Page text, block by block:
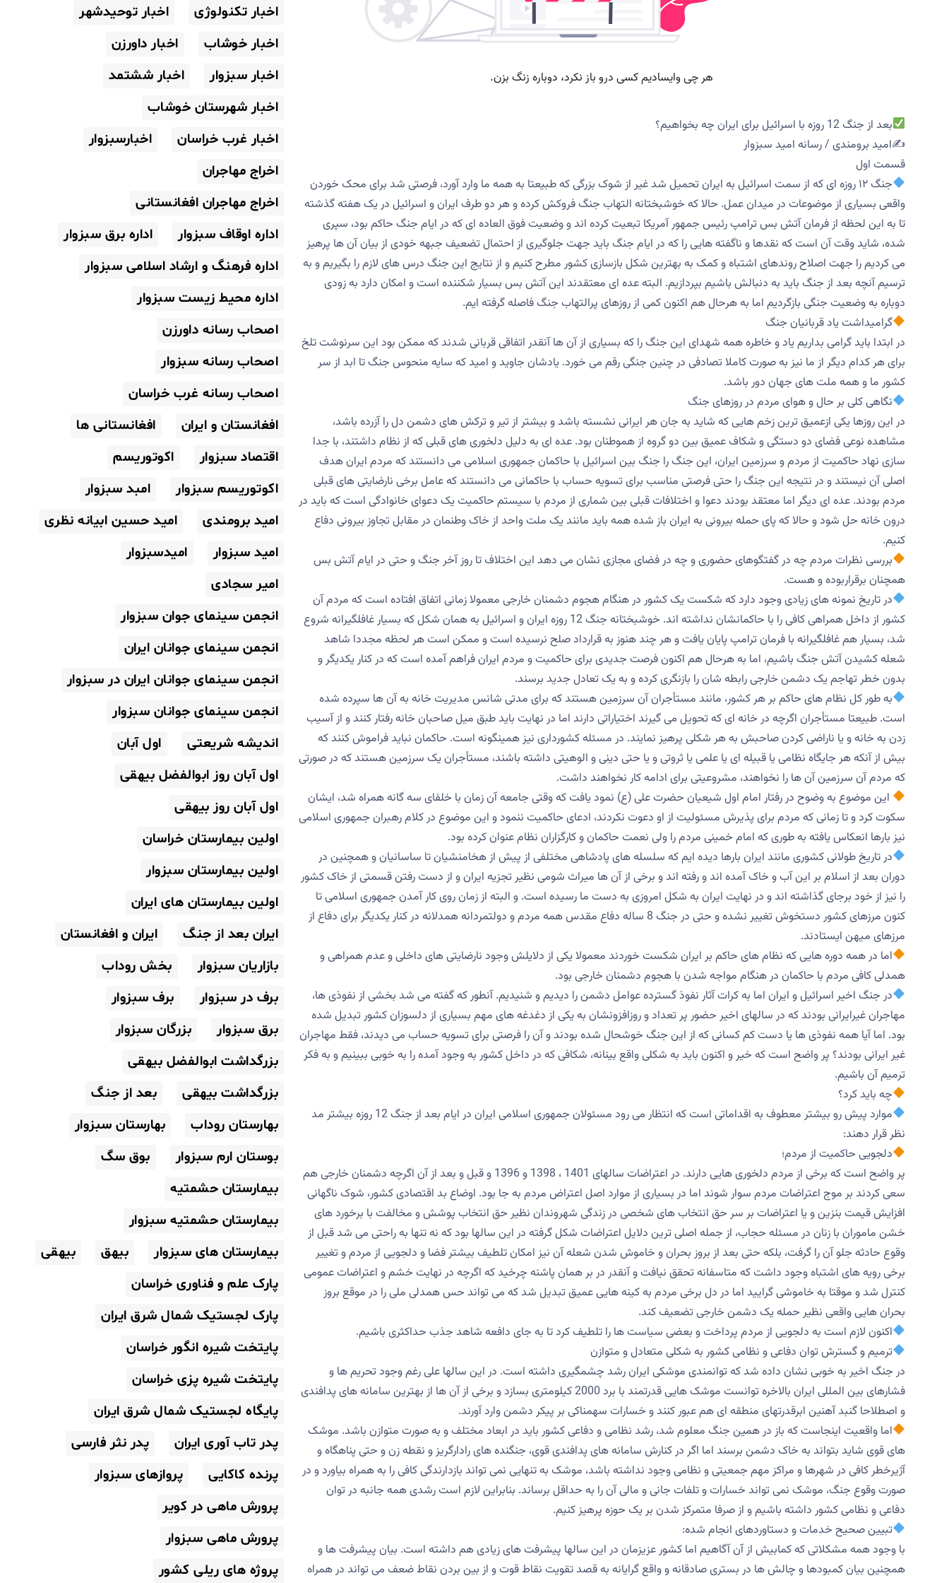
بعد از جنگ 12 روزه با اسرائیل برای ایران چه بخواهیم؟
✍️امید برومندی / رسانه امید سبزوار
قسمت اول
جنگ ۱۲ روزه ای که از سمت اسرائیل به ایران تحمیل شد غیر از شوک بزرگی که طبیعتا به همه ما وارد آورد، فرصتی شد برای محک خوردن
واقعی بسیاری از موضوعات در میدان عمل. حالا که خوشبختانه التهاب جنگ فروکش کرده و هر دو طرف ایران و اسرائیل در یک هفته گذشته
تا به این لحظه از فرمان آتش بس ترامپ رئیس جمهور آمریکا تبعیت کرده اند و وضعیت فوق العاده ای که در ایام جنگ حاکم بود، سپری
شده، شاید وقت آن است که نقدها و ناگفته هایی را که در ایام جنگ باید جهت جلوگیری از احتمال تضعیف جبهه خودی از بیان آن ها پرهیز
می کردیم را جهت اصلاح روندهای اشتباه و کمک به بهترین شکل بازسازی کشور مطرح کنیم و از نتایج این جنگ درس های لازم را بگیریم و به
ترسیم آنچه بعد از جنگ باید به دنبالش باشیم بپردازیم. البته عده ای معتقدند این آتش بس بسیار شکننده است و امکان دارد به زودی
دوباره به وضعیت جنگی بازگردیم اما به هرحال هم اکنون کمی از روزهای پرالتهاب جنگ فاصله گرفته ایم.
گرامیداشت یاد قربانیان جنگ
در ابتدا باید گرامی بداریم یاد و خاطره همه شهدای این جنگ را که بسیاری از آن ها آنقدر اتفاقی قربانی شدند که ممکن بود این سرنوشت تلخ
برای هر کدام دیگر از ما نیز به صورت کاملا تصادفی در چنین جنگی رقم می خورد. یادشان جاوید و امید که سایه منحوس جنگ تا ابد از سر
کشور ما و همه ملت های جهان دور باشد.
نگاهی کلی بر حال و هوای مردم در روزهای جنگ
در این روزها یکی ازعمیق ترین زخم هایی که شاید به جان هر ایرانی نشسته باشد و بیشتر از تیر و ترکش های دشمن دل را آزرده باشد،
مشاهده نوعی فضای دو دستگی و شکاف عمیق بین دو گروه از هموطنان بود. عده ای به دلیل دلخوری های قبلی که از نظام داشتند، با جدا
سازی نهاد حاکمیت از مردم و سرزمین ایران، این جنگ را جنگ بین اسرائیل با حاکمان جمهوری اسلامی می دانستند که مردم ایران هدف
اصلی آن نیستند و در نتیجه این جنگ را حتی فرصتی مناسب برای تسویه حساب با حاکمانی می دانستند که عامل برخی نارضایتی های قبلی
مردم بودند. عده ای دیگر اما معتقد بودند دعوا و اختلافات قبلی بین شماری از مردم با سیستم حاکمیت یک دعوای خانوادگی است که باید در
درون خانه حل شود و حالا که پای حمله بیرونی به ایران باز شده همه باید مانند یک ملت واحد از خاک وطنمان در مقابل تجاوز بیرونی دفاع
کنیم.
بررسی نظرات مردم چه در گفتگوهای حضوری و چه در فضای مجازی نشان می دهد این اختلاف تا روز آخر جنگ و حتی در ایام آتش بس
همچنان برقراربوده و هست.
در تاریخ نمونه های زیادی وجود دارد که شکست یک کشور در هنگام هجوم دشمنان خارجی معمولا زمانی اتفاق افتاده است که مردم آن
کشور از داخل همراهی کافی را با حاکمانشان نداشته اند. خوشبختانه جنگ 12 روزه ایران و اسرائیل به همان شکل که بسیار غافلگیرانه شروع
شد، بسیار هم غافلگیرانه با فرمان ترامپ پایان یافت و هر چند هنوز به قرارداد صلح نرسیده است و ممکن است هر لحظه مجددا شاهد
شعله کشیدن آتش جنگ باشیم، اما به هرحال هم اکنون فرصت جدیدی برای حاکمیت و مردم ایران فراهم آمده است که در کنار یکدیگر و
بدون خطر تهاجم یک دشمن خارجی رابطه شان را بازنگری کرده و به یک تعادل جدید برسند.
به طور کل نظام های حاکم بر هر کشور، مانند مستأجران آن سرزمین هستند که برای مدتی شانس مدیریت خانه به آن ها سپرده شده
است. طبیعتا مستأجران اگرچه در خانه ای که تحویل می گیرند اختیاراتی دارند اما در نهایت باید طبق میل صاحبان خانه رفتار کنند و از آسیب
زدن به خانه و یا ناراضی کردن صاحبش به هر شکلی پرهیز نمایند. در مسئله کشورداری نیز همینگونه است. حاکمان نباید فراموش کنند که
بیش از آنکه هر جایگاه نظامی یا قبیله ای یا علمی یا ثروتی و یا حتی دینی و الوهیتی داشته باشند، مستأجران یک سرزمین هستند که در صورتی
که مردم آن سرزمین آن ها را نخواهند، مشروعیتی برای ادامه کار نخواهند داشت.
این موضوع به وضوح در رفتار امام اول شیعیان حضرت علی (ع) نمود یافت که وقتی جامعه آن زمان با خلفای سه گانه همراه شد، ایشان
سکوت کرد و تا زمانی که مردم برای پذیرش مسئولیت از او دعوت نکردند، ادعای حاکمیت ننمود و این موضوع در کلام رهبران جمهوری اسلامی
نیز بارها انعکاس یافته به طوری که امام خمینی مردم را ولی نعمت حاکمان و کارگزاران نظام عنوان کرده بود.
در تاریخ طولانی کشوری مانند ایران بارها دیده ایم که سلسله های پادشاهی مختلفی از پیش از هخامنشیان تا ساسانیان و همچنین در
دوران بعد از اسلام بر این آب و خاک آمده اند و رفته اند و برخی از آن ها میراث شومی نظیر تجزیه ایران و از دست رفتن قسمتی از خاک کشور
را نیز از خود برجای گذاشته اند و در نهایت ایران به شکل امروزی به دست ما رسیده است. و البته از زمان روی کار آمدن جمهوری اسلامی تا
کنون مرزهای کشور دستخوش تغییر نشده و حتی در جنگ 8 ساله دفاع مقدس همه مردم و دولتمردانه همدلانه در کنار یکدیگر برای دفاع از
مرزهای میهن ایستادند.
اما در همه دوره هایی که نظام های حاکم بر ایران شکست خوردند معمولا یکی از دلایلش وجود نارضایتی های داخلی و عدم همراهی و
همدلی کافی مردم با حاکمان در هنگام مواجه شدن با هجوم دشمنان خارجی بود.
در جنگ اخیر اسرائیل و ایران اما به کرات آثار نفوذ گسترده عوامل دشمن را دیدیم و شنیدیم. آنطور که گفته می شد بخشی از نفوذی ها،
مهاجران غیرایرانی بودند که در سالهای اخیر حضور پر تعداد و روزافزونشان به یکی از دغدغه های مهم بسیاری از دلسوزان کشور تبدیل شده
بود. اما آیا همه نفوذی ها یا دست کم کسانی که از این جنگ خوشحال شده بودند و آن را فرصتی برای تسویه حساب می دیدند، فقط مهاجران
غیر ایرانی بودند؟ پر واضح است که خیر و اکنون باید به شکلی واقع بینانه، شکافی که در داخل کشور به وجود آمده را به خوبی ببینیم و به فکر
ترمیم آن باشیم.
چه باید کرد؟
موارد پیش رو بیشتر معطوف به اقداماتی است که انتظار می رود مسئولان جمهوری اسلامی ایران در ایام بعد از جنگ 12 روزه بیشتر مد
نظر قرار دهند:
دلجویی حاکمیت از مردم؛
پر واضح است که برخی از مردم دلخوری هایی دارند. در اعتراضات سالهای 1401 ، 1398 و 1396 و قبل و بعد از آن اگرچه دشمنان خارجی هم
سعی کردند بر موج اعتراضات مردم سوار شوند اما در بسیاری از موارد اصل اعتراض مردم به جا بود. اوضاع بد اقتصادی کشور، شوک ناگهانی
افزایش قیمت بنزین و یا اعتراضات بر سر حق انتخاب های شخصی در زندگی شهروندان نظیر حق انتخاب پوشش و مخالفت با برخورد های
خشن ماموران با زنان در مسئله حجاب، از جمله اصلی ترین دلایل اعتراضات شکل گرفته در این سالها بود که نه تنها به راحتی می شد قبل از
وقوع حادثه جلو آن را گرفت، بلکه حتی بعد از بروز بحران و خاموش شدن شعله آن نیز امکان تلطیف بیشتر فضا و دلجویی از مردم و تغییر
برخی رویه های اشتباه وجود داشت که متاسفانه تحقق نیافت و آنقدر در بر همان پاشنه چرخید که اگرچه در نهایت خشم و اعتراضات عمومی
کنترل شد و موقتا به خاموشی گرایید اما در دل برخی مردم به کینه هایی عمیق تبدیل شد که می تواند حس همدلی ملی را در موقع بروز
بحران هایی واقعی نظیر حمله یک دشمن خارجی تضعیف کند.
اکنون لازم است به دلجویی از مردم پرداخت و بعضی سیاست ها را تلطیف کرد تا به جای دافعه شاهد جذب حداکثری باشیم.
ترمیم و گسترش توان دفاعی و نظامی کشور به شکلی متعادل و متوازن
در جنگ اخیر به خوبی نشان داده شد که توانمندی موشکی ایران رشد چشمگیری داشته است. در این سالها علی رغم وجود تحریم ها و
فشارهای بین المللی ایران بالاخره توانست موشک هایی قدرتمند با برد 2000 کیلومتری بسازد و برخی از آن ها از بهترین سامانه های پدافندی
و اصطلاحا گنبد آهنین ابرقدرتهای منطقه ای هم عبور کنند و خسارات سهمناکی بر پیکر دشمن وارد آورند.
اما واقعیت اینجاست که باز در همین جنگ معلوم شد، رشد نظامی و دفاعی کشور باید در ابعاد مختلف و به صورت متوازن باشد. موشک
های قوی شاید بتواند به خاک دشمن برسند اما اگر در کنارش سامانه های پدافندی قوی، جنگنده های رادارگریز و نقطه زن و حتی پناهگاه و
آژیرخطر کافی در شهرها و مراکز مهم جمعیتی و نظامی وجود نداشته باشد، موشک به تنهایی نمی تواند بازدارندگی کافی را به همراه بیاورد و در
صورت وقوع جنگ، موشک نمی تواند خسارات و تلفات جانی و مالی آن را به حداقل برساند. بنابراین لازم است رشدی همه جانبه در توان
دفاعی و نظامی کشور داشته باشیم و از صرفا متمرکز شدن بر یک حوزه پرهیز کنیم.
تبیین صحیح خدمات و دستاوردهای انجام شده:
با وجود همه مشکلاتی که کمابیش از آن آگاهیم اما کشور عزیزمان در این سالها پیشرفت های زیادی هم داشته است. بیان پیشرفت ها و
همچنین بیان کمبودها و چالش ها در بستری صادقانه و واقع گرایانه به قصد تقویت نقاط قوت و از بین بردن نقاط ضعف می تواند در همراه
اخبار تکنولوژی
اخبار توحیدشهر
اخبار خوشاب
اخبار داورزن
اخبار سبزوار
اخبار ششتمد
اخبار شهرستان خوشاب
اخبار غرب خراسان
اخبارسبزوار
اخراج مهاجران
اخراج مهاجران افغانستانی
اداره اوقاف سبزوار
اداره برق سبزوار
اداره فرهنگ و ارشاد اسلامی سبزوار
اداره محیط زیست سبزوار
اصحاب رسانه داورزن
اصحاب رسانه سبزوار
اصحاب رسانه غرب خراسان
افغانستان و ایران
افغانستانی ها
اقتصاد سبزوار
اکوتوریسم
اکوتوریسم سبزوار
امبد سبزوار
امید برومندی
امید حسین ابیانه نظری
امید سبزوار
امیدسبزوار
امیر سجادی
انجمن سینمای جوان سبزوار
انجمن سینمای جوانان ایران
انجمن سینمای جوانان ایران در سبزوار
انجمن سینمای جوانان سبزوار
اندیشه شریعتی
اول آبان
اول آبان روز ابوالفضل بیهقی
اول آبان روز بیهقی
اولین بیمارستان خراسان
اولین بیمارستان سبزوار
اولین بیمارستان های ایران
ایران بعد از جنگ
ایران و افغانستان
بازاریان سبزوار
بخش روداب
برف در سبزوار
برف سبزوار
برق سبزوار
بزرگان سبزوار
بزرگداشت ابوالفضل بیهقی
بزرگداشت بیهقی
بعد از جنگ
بهارستان روداب
بهارستان سبزوار
بوستان ارم سبزوار
بوق سگ
بیمارستان حشمتیه
بیمارستان حشمتیه سبزوار
بیمارستان های سبزوار
بیهق
بیهقی
پارک علم و فناوری خراسان
پارک لجستیک شمال شرق ایران
پایتخت شیره انگور خراسان
پایتخت شیره پزی خراسان
پایگاه لجستیک شمال شرق ایران
پدر تاب آوری ایران
پدر نثر فارسی
پرنده کاکایی
پروازهای سبزوار
پرورش ماهی در کویر
پرورش ماهی سبزوار
پروژه های ریلی کشور